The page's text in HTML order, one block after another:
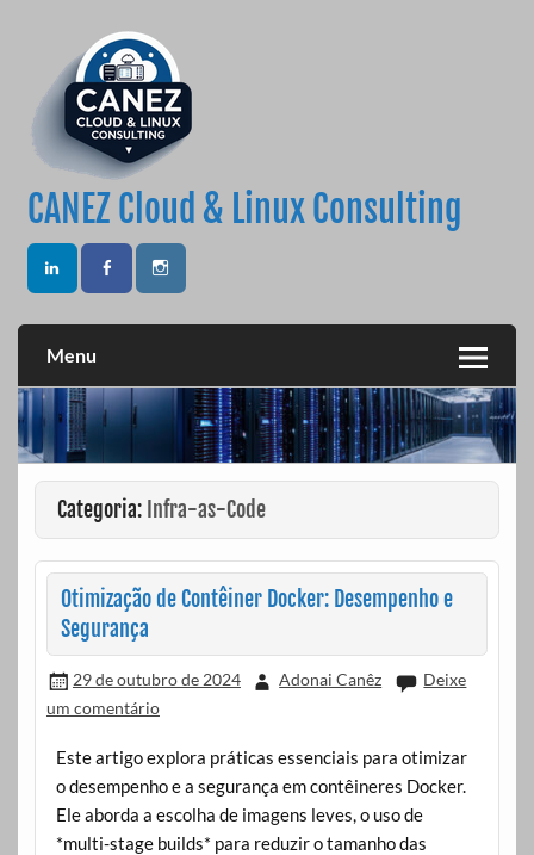
CANEZ Cloud & Linux Consulting
Menu
Categoria: Infra-as-Code
Otimização de Contêiner Docker: Desempenho e
Segurança
29 de outubro de 2024 Adonai Canêz
Deixe
um comentário
Este artigo explora práticas essenciais para otimizar
o desempenho e a segurança em contêineres Docker.
Ele aborda a escolha de imagens leves, o uso de
*multi-stage builds* para reduzir o tamanho das